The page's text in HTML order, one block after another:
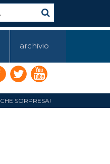
archivio
CHE SORPRESA!